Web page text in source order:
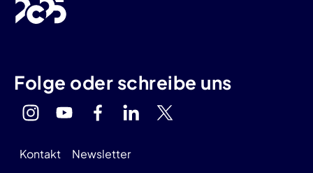
Folge oder schreibe uns
Kontakt Newsletter